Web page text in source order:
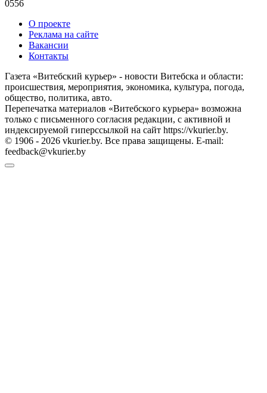
0556
О проекте
Реклама на сайте
Вакансии
Контакты
Газета «Витебский курьер» - новости Витебска и области:
происшествия, мероприятия, экономика, культура, погода,
общество, политика, авто.
Перепечатка материалов «Витебского курьера» возможна
только с письменного согласия редакции, с активной и
индексируемой гиперссылкой на сайт https://vkurier.by.
© 1906 - 2026 vkurier.by. Все права защищены. E-mail:
feedback@vkurier.by